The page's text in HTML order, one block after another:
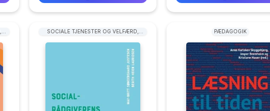
SOCIALE TJENESTER OG VELFÆRD,
PÆDAGOGIK